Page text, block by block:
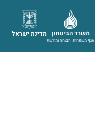
מדינת ישראל משרד הביטחון
אגף משפחות, הנצחה ומורשת